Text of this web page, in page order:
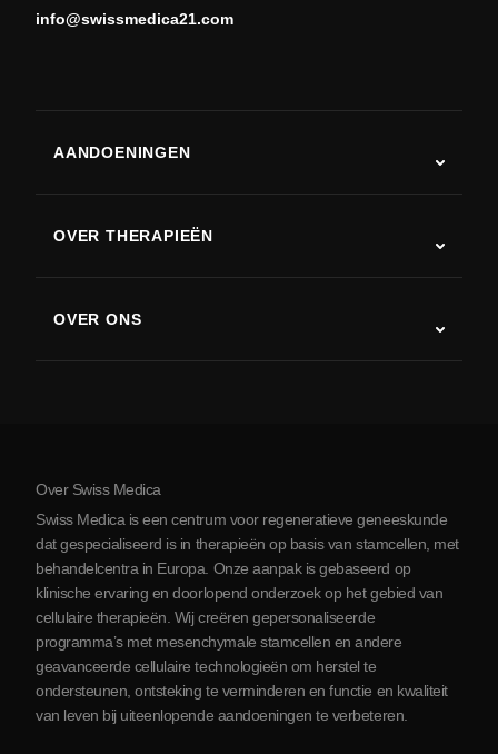
info@swissmedica21.com
AANDOENINGEN
Ziekte van Parkinson
Artritis
OVER THERAPIEËN
OVER ONS
Over Servië
Partnerschap
Contact opnemen
Over Swiss Medica
Swiss Medica is een centrum voor regeneratieve geneeskunde
dat gespecialiseerd is in therapieën op basis van stamcellen, met
behandelcentra in Europa. Onze aanpak is gebaseerd op
klinische ervaring en doorlopend onderzoek op het gebied van
cellulaire therapieën. Wij creëren gepersonaliseerde
programma’s met mesenchymale stamcellen en andere
geavanceerde cellulaire technologieën om herstel te
ondersteunen, ontsteking te verminderen en functie en kwaliteit
van leven bij uiteenlopende aandoeningen te verbeteren.